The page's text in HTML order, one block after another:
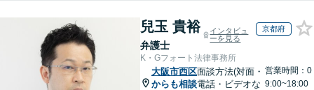
兒玉 貴裕
弁護士
インタビュ
ーを見る
京都府
K・Gフォート法律事務所
大阪市西区
からも相談
面談方法(対面・
電話・ビデオな
営業時間：0
9:00~18:00